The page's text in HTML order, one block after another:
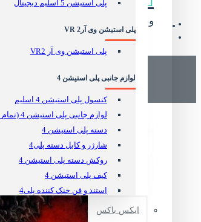
وبلاگ دریم کالا
پلی استیشن 5 اسلیم دیجیتال
پلی استیشن وی آر2 VR
پلی استیشن وی آر VR2
لوازم جانبی پلی استیشن 4
کنسول پلی استیشن 4 اسلیم
لوازم جانبی پلی استیشن 4 (تمام محصول ها)
دسته پلی استیشن 4
شارژر و کابل دسته پلی4
روکش دسته پلی استیشن 4
کیف پلی استیشن 4
استند و فن خنک کننده پلی4
کنسول و لوازم جانبی کارکرده
ایکس باکس